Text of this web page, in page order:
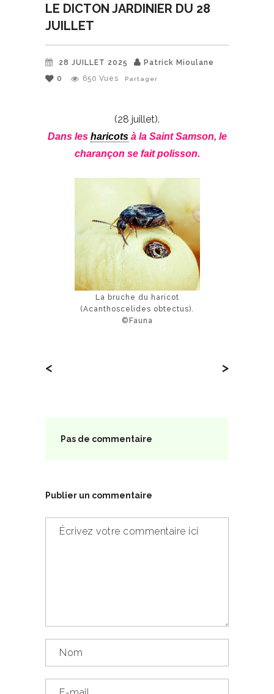
LE DICTON JARDINIER DU 28
JUILLET
28 JUILLET 2025
Patrick Mioulane
0
650 Vues Partager
(28 juillet).
Dans les haricotsà la Saint Samson, le
charançon se fait polisson.
La bruche du haricot
(Acanthoscelides obtectus).
©Fauna
< >
Pas de commentaire
Publier un commentaire